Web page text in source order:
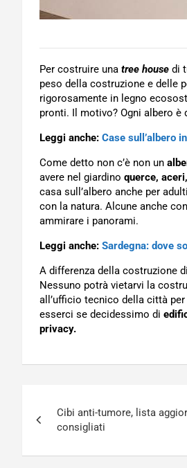
Per costruire una tree house di
peso della costruzione e delle
rigorosamente in legno
pronti. Il motivo? Ogni albero
Leggi anche: Case sull’albero
Come detto non c’è non un
avere nel giardino querce,
casa sull’albero anche per
con la natura. Alcune anche
ammirare i panorami.
Leggi anche: Sardegna: dove
A differenza della costruzione
Nessuno potrà vietarvi la
all’ufficio tecnico della città
esserci se decidessimo di
privacy.
articoli
Cibi anti-tumore, lista
consigliati